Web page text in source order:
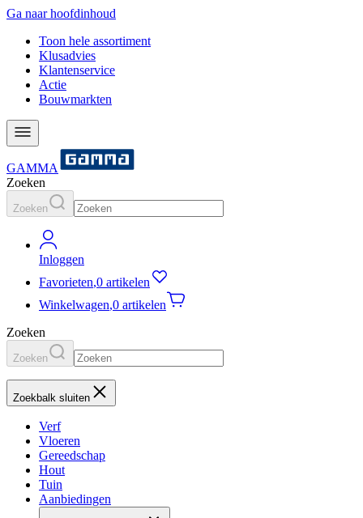
Ga naar hoofdinhoud
Toon hele assortiment
Klusadvies
Klantenservice
Actie
Bouwmarkten
GAMMA
Zoeken
Zoeken
Inloggen
Favorieten,0 artikelen
Winkelwagen,0 artikelen
Zoeken
Zoeken
Zoekbalk sluiten
Verf
Vloeren
Gereedschap
Hout
Tuin
Aanbiedingen